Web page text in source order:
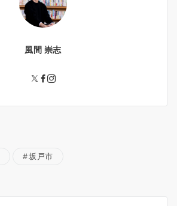
風間 崇志
坂戸市